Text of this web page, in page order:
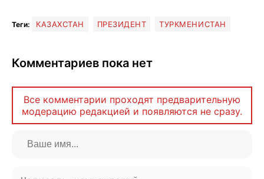
Теги: КАЗАХСТАН ПРЕЗИДЕНТ ТУРКМЕНИСТАН
Комментариев пока нет
Все комментарии проходят предварительную
модерацию редакцией и появляются не сразу.